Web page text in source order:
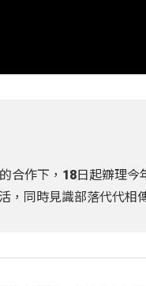
合作下，18日起辧理
，同時見識部落代代相